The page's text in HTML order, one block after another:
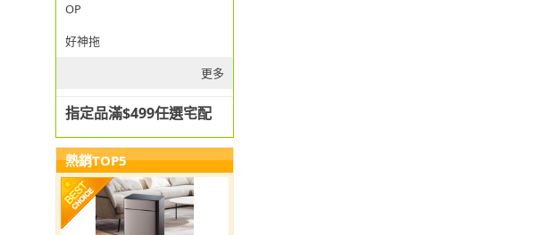
OP
好神拖
更多
指定品滿$499任選宅配
熱銷TOP5